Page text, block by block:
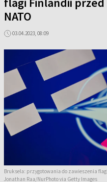
NATO
03.04.2023, 08:09
Bruksela: przygotowania do zawieszenia
Jonathan Raa/NurPhoto via Getty Images